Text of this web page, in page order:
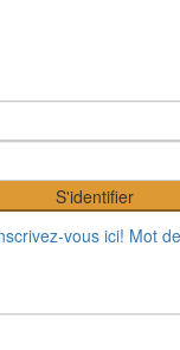
S'identifier
vous ici! Mot